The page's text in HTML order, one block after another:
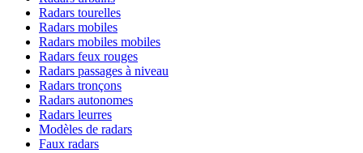
Radars tourelles
Radars mobiles
Radars mobiles mobiles
Radars feux rouges
Radars passages à niveau
Radars tronçons
Radars autonomes
Radars leurres
Modèles de radars
Faux radars